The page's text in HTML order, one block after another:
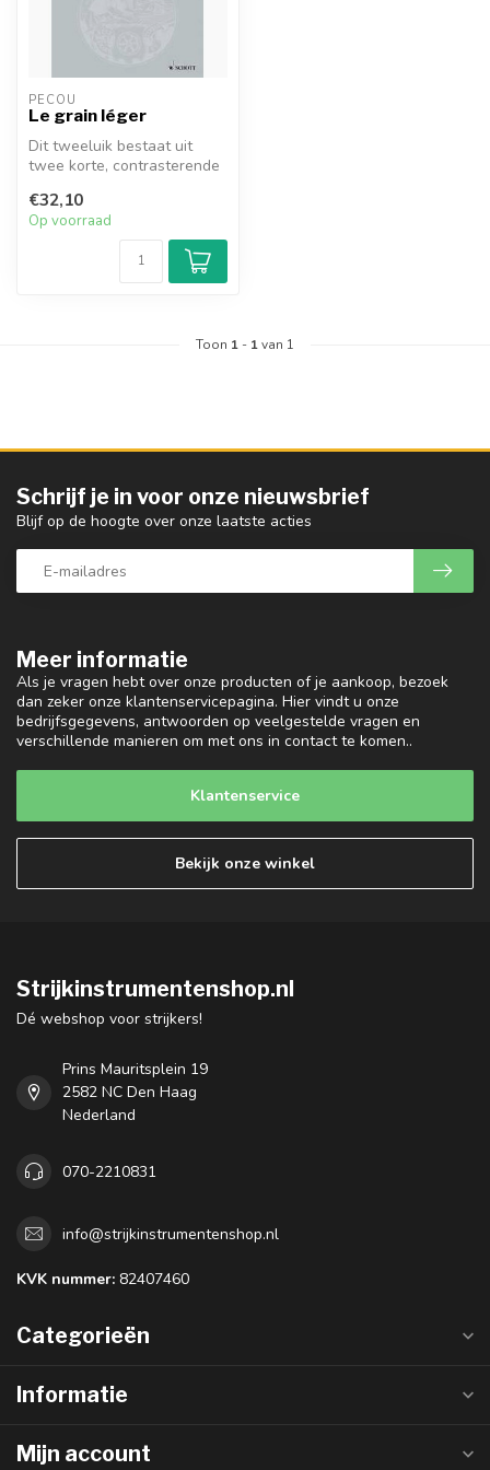
PECOU
Le grain léger
Dit tweeluik bestaat uit
twee korte, contrasterende
gemeens...
€32,10
Op voorraad
Toon 1 - 1van 1
Meer informatie
Als je vragen hebt over onze producten of je aankoop, bezoek
dan zeker onze klantenservicepagina. Hier vindt u onze
bedrijfsgegevens, antwoorden op veelgestelde vragen en
verschillende manieren om met ons in contact te komen..
Klantenservice
Bekijk onze winkel
Schrijf je in voor onze nieuwsbrief
Blijf op de hoogte over onze laatste acties
Strijkinstrumentenshop.nl
Dé webshop voor strijkers!
Prins Mauritsplein 19
2582 NC Den Haag
Nederland
070-2210831
info@strijkinstrumentenshop.nl
KVK nummer: 82407460
Categorieën
Informatie
Mijn account